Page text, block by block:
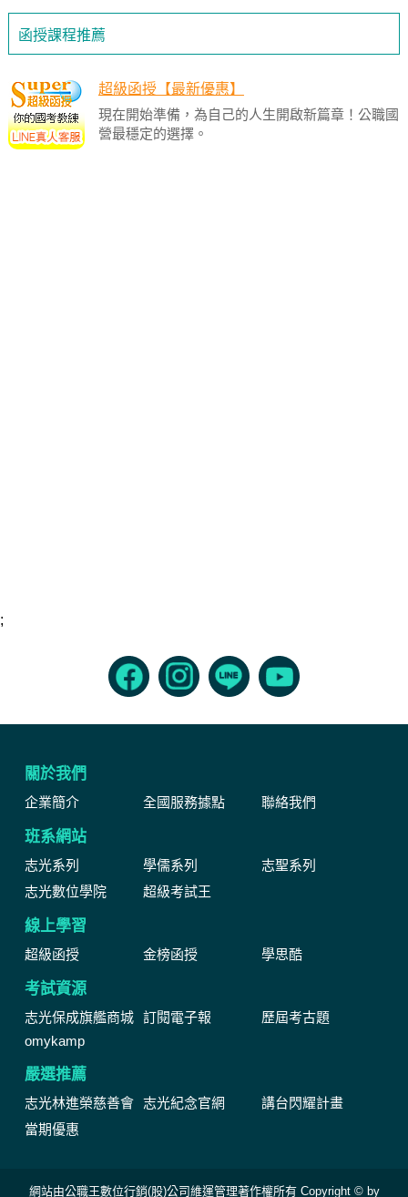
函授課程推薦
超級函授【最新優惠】
現在開始準備，為自己的人生開啟新篇章！公職國
營最穩定的選擇。
;
關於我們
企業簡介 全國服務據點 聯絡我們
班系網站
志光系列 學儒系列
志聖系列
志光數位學院
超級考試王
線上學習
超級函授 金榜函授 學思酷
考試資源
志光保成旗艦商城 訂閱電子報
歷屆考古題
omykamp
嚴選推薦
志光林進榮慈善會 志光紀念官網
講台閃耀計畫
當期優惠
網站由公職王數位行銷(股)公司維運管理著作權所有 Copyright © by